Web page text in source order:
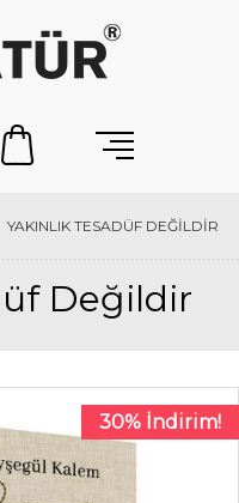
YAKINLIK TESADÜF DEĞILDIR
Değildir
30% İndirim!